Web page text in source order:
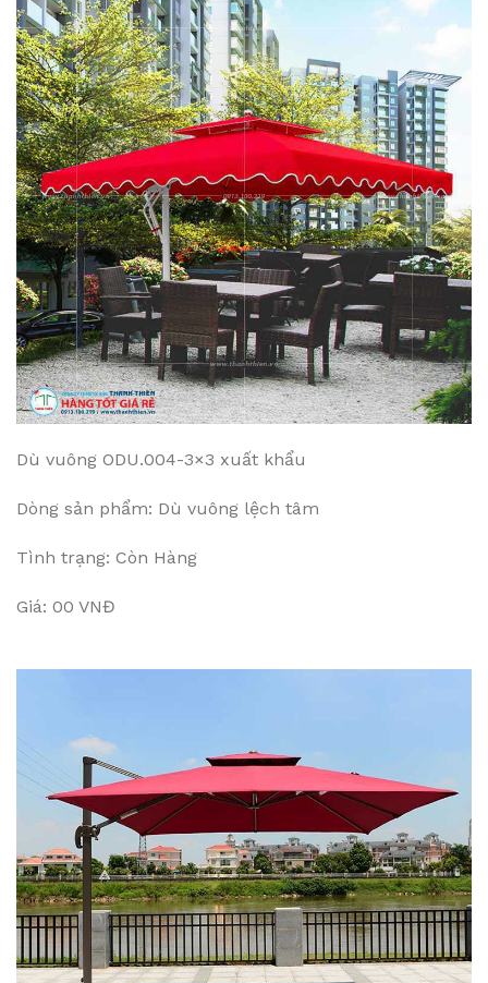
Dù vuông ODU.004-3×3 xuất khẩu
Dòng sản phẩm: Dù vuông lệch tâm
Tình trạng: Còn Hàng
Giá: 00 VNĐ